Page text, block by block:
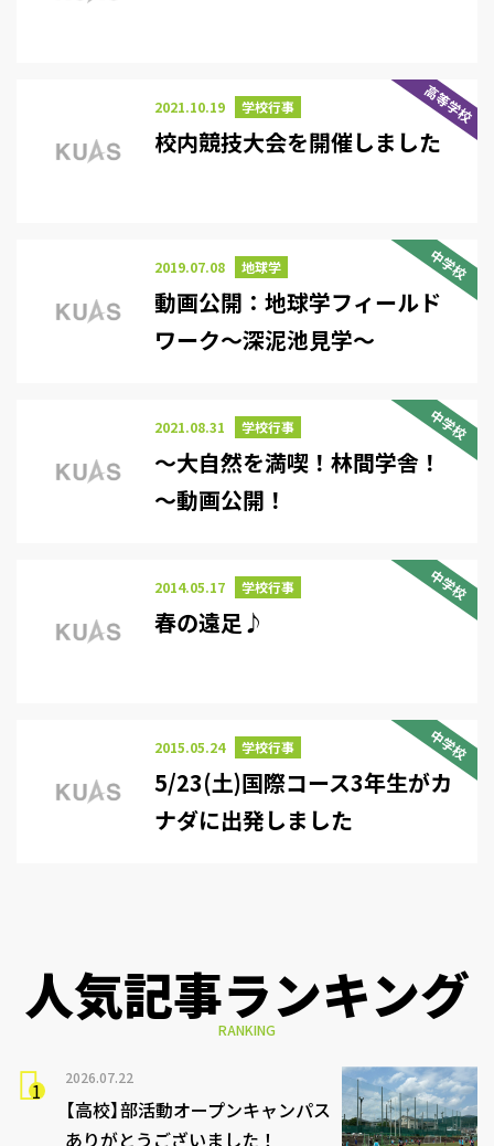
高等学校
2021.10.19 学校行事
校内競技大会を開催しました
中学校
2019.07.08 地球学
動画公開：地球学フィールド
ワーク～深泥池見学～
中学校
2021.08.31 学校行事
～大自然を満喫！林間学舎！
～動画公開！
中学校
2014.05.17 学校行事
春の遠足♪
中学校
2015.05.24 学校行事
5/23(土)国際コース3年生がカ
ナダに出発しました
人気記事ランキング
RANKING
2026.07.22
【高校】部活動オープンキャンパス
ありがとうございました！